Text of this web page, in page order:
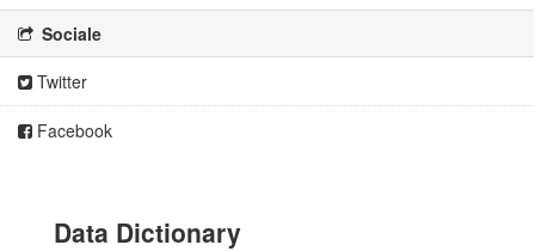
Sociale
Twitter
Facebook
Data Dictionary